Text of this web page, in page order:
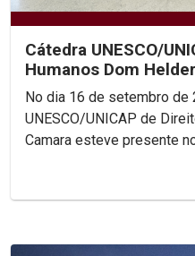
Cátedra UNESCO/
Humanos Dom
Encontro Nacional
No dia 16 de setembro de
UNESCO/UNICAP de
Camara esteve presente